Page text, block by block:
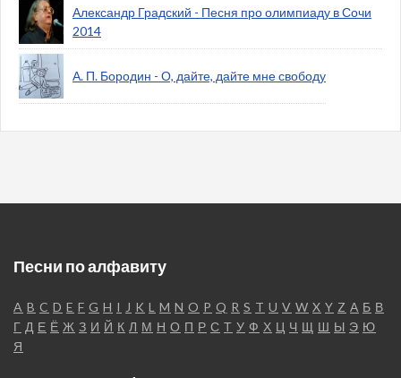
Александр Градский - Песня про олимпиаду в Сочи
2014
А. П. Бородин - О, дайте, дайте мне свободу
Песни по алфавиту
A B C D E F G H I J K L M N O P Q R S T U V W X Y Z А Б В
Г Д Е Ё Ж З И Й К Л М Н О П Р С Т У Ф Х Ц Ч Щ Ш Ы Э Ю
Я